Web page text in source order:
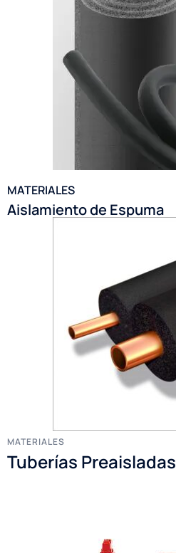
MATERIALES
Aislamiento de Espuma
MATERIALES
Tuberías Preaisladas